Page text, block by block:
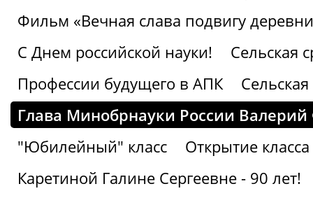
Фильм «Вечная слава подвигу
С Днем российской науки!
Сельская
Профессии будущего в АПК
Глава Минобрнауки России
"Юбилейный" класс
Открытие
Каретиной Галине Сергеевне - 90 лет!